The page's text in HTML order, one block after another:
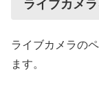
ライブカメ
ライブカメラの
ます。